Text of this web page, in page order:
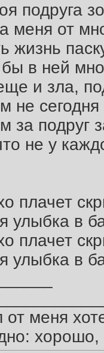
подруга
меня от
жизнь
в ней
и зла,
не
за подруг
не у
плачет
улыбка в
плачет
улыбка в
от меня